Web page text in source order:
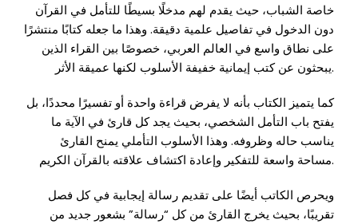
خاصة الشباب، حيث يقدم لهم مدخلًا بسيطًا للتأمل في القرآن
دون الدخول في تفاصيل علمية دقيقة. وهذا ما جعله كتابًا منتشرًا
على نطاق واسع في العالم العربي، خصوصًا بين القراء الذين
يبحثون عن كتب إيمانية خفيفة الأسلوب لكنها عميقة الأثر.
كما يتميز الكتاب بأنه لا يفرض قراءة واحدة أو تفسيرًا محددًا، بل
يفتح باب التأمل الشخصي، بحيث يجد كل قارئ في الآية ما
يناسب حاله وظروفه. وهذا الأسلوب التأملي يمنح القارئ
مساحة واسعة للتفكير وإعادة اكتشاف علاقته بالقرآن الكريم.
ويحرص الكاتب أيضًا على تقديم رسالة إيجابية في كل فصل
تقريبًا، بحيث يخرج القارئ من كل “رسالة” بشعور جديد من